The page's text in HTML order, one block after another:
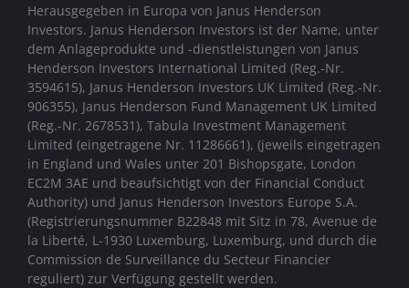
Herausgegeben in Europa von Janus Henderson
Investors. Janus Henderson Investors ist der Name, unter
dem Anlageprodukte und -dienstleistungen von Janus
Henderson Investors International Limited (Reg.-Nr.
3594615), Janus Henderson Investors UK Limited (Reg.-Nr.
906355), Janus Henderson Fund Management UK Limited
(Reg.-Nr. 2678531), Tabula Investment Management
Limited (eingetragene Nr. 11286661), (jeweils eingetragen
in England und Wales unter 201 Bishopsgate, London
EC2M 3AE und beaufsichtigt von der Financial Conduct
Authority) und Janus Henderson Investors Europe S.A.
(Registrierungsnummer B22848 mit Sitz in 78, Avenue de
la Liberté, L-1930 Luxemburg, Luxemburg, und durch die
Commission de Surveillance du Secteur Financier
reguliert) zur Verfügung gestellt werden.